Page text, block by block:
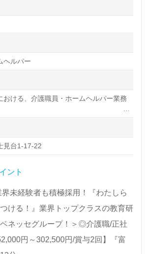
大切にした介護サポートを行いた
仲間たちと感動をプロデュースした
喜びを感じながら仕事をしたい』
アップを実現したい、施設形態や環
い』等の方も大歓迎です。次のステ
あふれる『感動プロプロジェクト』
。募集詳細等、担当コンサルタント
。お問い合わせも遠慮なくお願いし
報収集、将来的に検討の方も遠慮な
お電話などご希望に応じてお問い合
す。転職相談、求人紹介、年収交
ービスをご利用いただけます。＜非
ヘルパー
おける、介護職員・ホームヘルパー業務
事などの身体的サポートや、買い物や掃
生活のサポートなど
見台1-17-22
ント
界未経験者も積極採用！『わたしら
ける！』業界トップクラスの教育研
ネッセグループ！＞◎介護職/正社
円～302,500円/賞与2回】『富